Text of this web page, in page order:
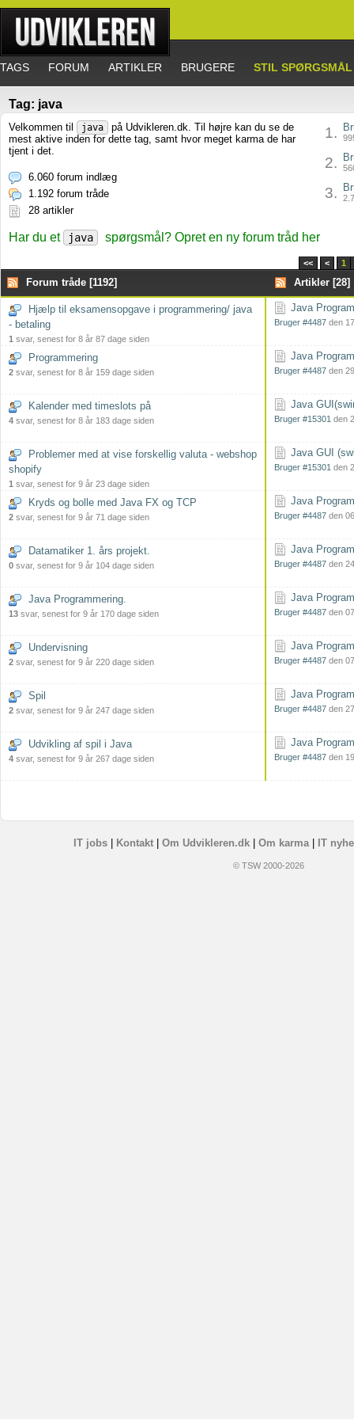
TAGS FORUM ARTIKLER BRUGERE STIL SPØRGSMÅL
Tag: java
Velkommen til java
på Udvikleren.dk. Til højre kan du se de
mest aktive inden for dette tag, samt hvor meget karma de har
tjent i det.
6.060 forum indlæg
1.192 forum tråde
28 artikler
1.
2.
3.
Har du et java spørgsmål? Opret en ny forum tråd her
<< < 1
Forum tråde [1192] Artikler [28]
Hjælp til eksamensopgave i programmering/ java
- betaling
1 svar, senest for 8 år 87 dage siden
Programmering
2 svar, senest for 8 år 159 dage siden
Kalender med timeslots på
4 svar, senest for 8 år 183 dage siden
Problemer med at vise forskellig valuta - webshop
shopify
1 svar, senest for 9 år 23 dage siden
Kryds og bolle med Java FX og TCP
2 svar, senest for 9 år 71 dage siden
Datamatiker 1. års projekt.
0 svar, senest for 9 år 104 dage siden
Java Programmering.
13 svar, senest for 9 år 170 dage siden
Undervisning
2 svar, senest for 9 år 220 dage siden
Spil
2 svar, senest for 9 år 247 dage siden
Udvikling af spil i Java
4 svar, senest for 9 år 267 dage siden
Java
Bruger #4487 den
Java
Bruger #4487 den
Java
Bruger #15301 den
Java GUI
Bruger #15301 den
Java
Bruger #4487 den
Java
Bruger #4487 den
Java
Bruger #4487 den
Java
Bruger #4487 den
Java
Bruger #4487 den
Java
Bruger #4487 den
IT jobs| Kontakt| Om Udvikleren.dk| Om karma| IT
© TSW 2000-2026